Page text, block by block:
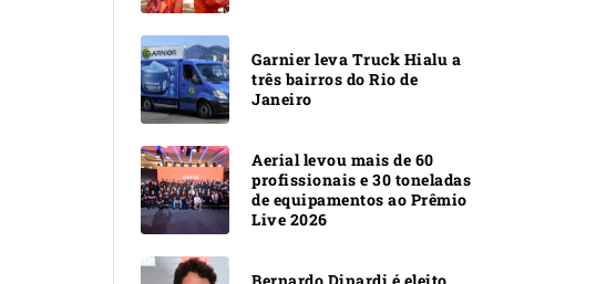
Garnier leva Truck Hialu a
três bairros do Rio de
Janeiro
Aerial levou mais de 60
profissionais e 30 toneladas
de equipamentos ao Prêmio
Live 2026